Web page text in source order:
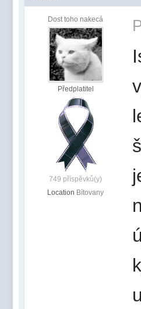
Dost toho nakecá
Předplatitel
749 příspěvků(y)
Location Bítovany